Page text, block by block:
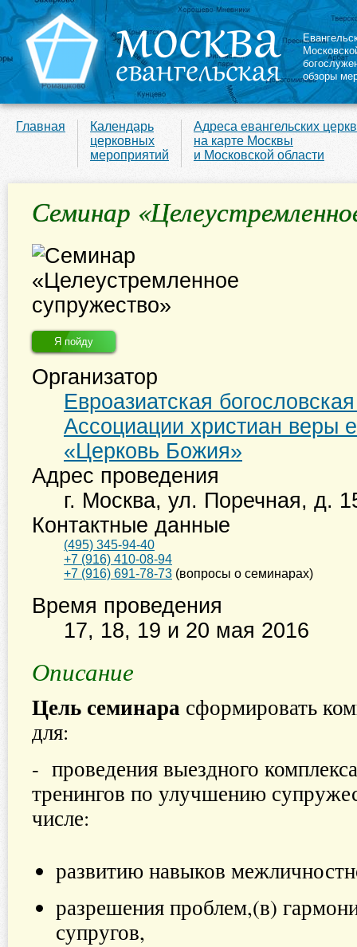
обзоры
Главная
Календарь
церковных
мероприятий
Адреса евангельских
на карте Москвы
и Московской области
Семинар
Я пойду
Организатор
Евроазиатская
Ассоциации христиан веры
«Церковь Божия»
Адрес проведения
г. Москва, ул. Поречная, д.
Контактные данные
(495) 345-94-40
+7 (916) 410-08-94
+7 (916) 691-78-73 (вопросы о семинарах)
Время проведения
17, 18, 19 и 20 мая 2016
Описание
Цель семинара сформировать
для:
- проведения выездного
тренингов по улучшению
числе:
развитию навыков
разрешения проблем,(в)
супругов,